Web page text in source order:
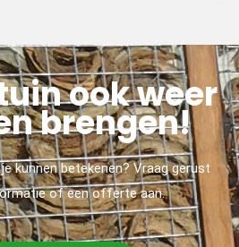
ook weer
brengen!
kunnen betekenen? Vraag gerust
of een offerte aan.